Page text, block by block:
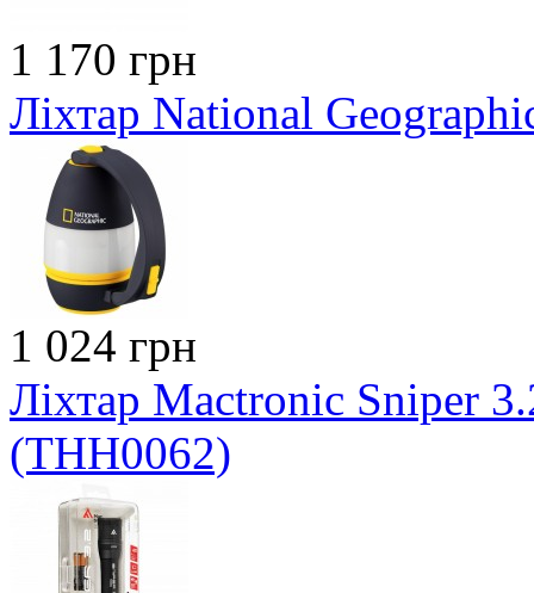
1 170 грн
Ліхтар National
1 024 грн
Ліхтар Mactronic Sniper
(THH0062)